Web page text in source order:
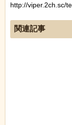
http://viper.2ch.sc/
関連記事